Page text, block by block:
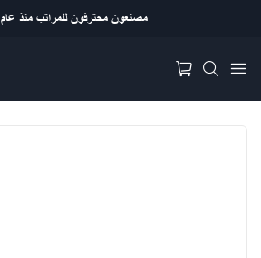
مصنعون محترفون للمراتب منذ عام 1992